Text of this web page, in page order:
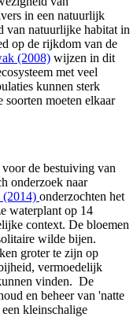
in een natuurlijk
van natuurlijke habitat in
op de rijkdom van de
(2008) wijzen in dit
met veel
kunnen sterk
soorten moeten elkaar
de bestuiving van
onderzoek naar
(2014) onderzochten het
waterplant op 14
context. De bloemen
wilde bijen.
groter te zijn op
vermoedelijk
vinden. De
en beheer van 'natte
kleinschalige